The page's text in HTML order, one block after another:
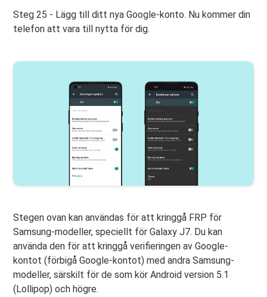
Steg 25 - Lägg till ditt nya Google-konto. Nu kommer din
telefon att vara till nytta för dig.
Stegen ovan kan användas för att kringgå FRP för
Samsung-modeller, speciellt för Galaxy J7. Du kan
använda den för att kringgå verifieringen av Google-
kontot (förbigå Google-kontot) med andra Samsung-
modeller, särskilt för de som kör Android version 5.1
(Lollipop) och högre.